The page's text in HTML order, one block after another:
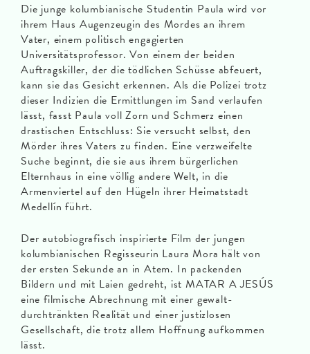
Die junge kolumbianische Studentin Paula wird vor
ihrem Haus Augenzeugin des Mordes an ihrem
Vater, einem politisch engagierten
Universitätsprofessor. Von einem der beiden
Auftragskiller, der die tödlichen Schüsse abfeuert,
kann sie das Gesicht erkennen. Als die Polizei trotz
dieser Indizien die Ermittlungen im Sand verlaufen
lässt, fasst Paula voll Zorn und Schmerz einen
drastischen Entschluss: Sie versucht selbst, den
Mörder ihres Vaters zu finden. Eine verzweifelte
Suche beginnt, die sie aus ihrem bürgerlichen
Elternhaus in eine völlig andere Welt, in die
Armenviertel auf den Hügeln ihrer Heimatstadt
Medellín führt.
Der autobiografisch inspirierte Film der jungen
kolumbianischen Regisseurin Laura Mora hält von
der ersten Sekunde an in Atem. In packenden
Bildern und mit Laien gedreht, ist MATAR A JESÚS
eine filmische Abrechnung mit einer gewalt­
durchtränkten Realität und einer justizlosen
Gesellschaft, die trotz allem Hoffnung aufkommen
lässt.